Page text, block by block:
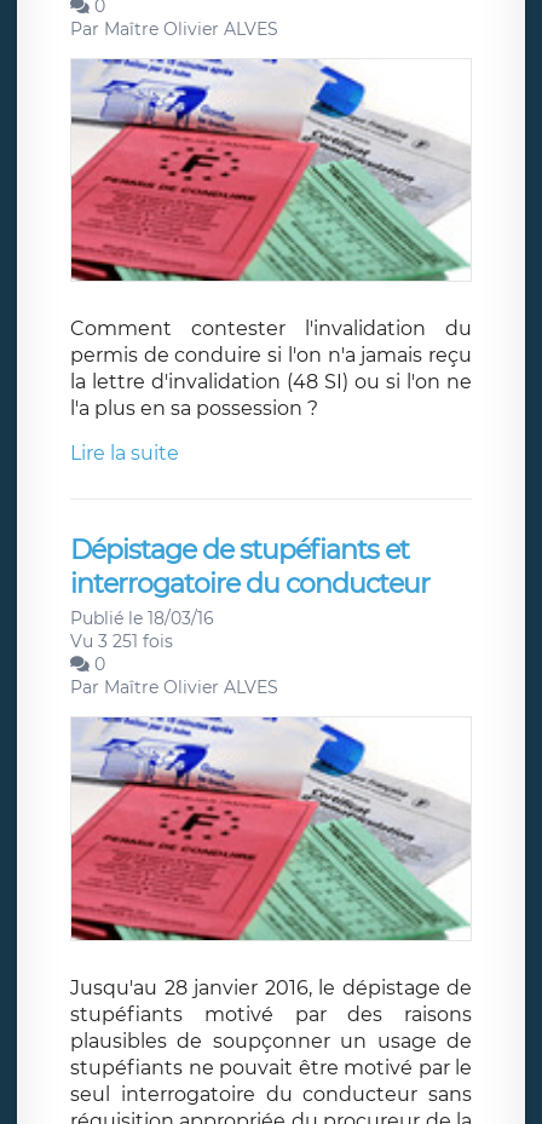
0
Par Maître Olivier ALVES
Comment contester l'invalidation du
permis de conduire si l'on n'a jamais reçu
la lettre d'invalidation (48 SI) ou si l'on ne
l'a plus en sa possession ?
Lire la suite
Dépistage de stupéfiants et
interrogatoire du conducteur
Publié le 18/03/16
Vu 3 251 fois
0
Par Maître Olivier ALVES
Jusqu'au 28 janvier 2016, le dépistage de
stupéfiants motivé par des raisons
plausibles de soupçonner un usage de
stupéfiants ne pouvait être motivé par le
seul interrogatoire du conducteur sans